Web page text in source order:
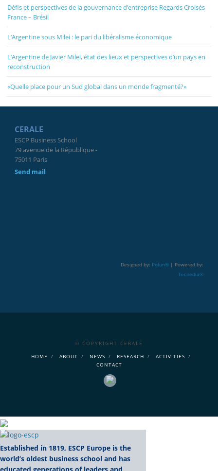
Défis et perspectives de la gouvernance d’entreprise Regards Croisés
France – Brésil
L’Argentine sous Milei : le pari du libéralisme économique
L’Argentine de Javier Milei, état des lieux et perspectives d’un pays en
reconstruction
«Quelle place pour un Sud global dans un monde fragmenté?»
CERALE
ESCP Business School
79 avenue de la République -
75011 Paris
Send mail
Designed by: Polun®| Powered by:
Tecnedia®
© COPYRIGHT CERALE
HOME
ABOUT NEWS RESEARCH
ACTIVITIES
CONTACT
Established in 1819, ESCP Europe is the
world’s oldest business school and has